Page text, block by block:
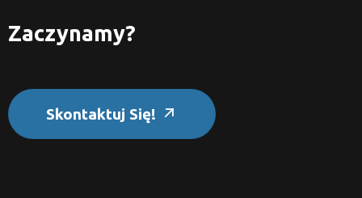
Zaczynamy?
Skontaktuj Się!